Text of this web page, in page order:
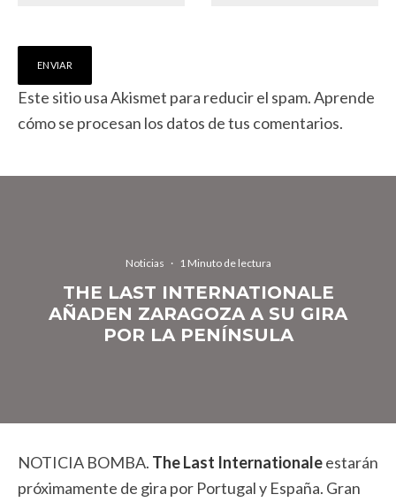
Este sitio usa Akismet para reducir el spam.Aprende
cómo se procesan los datos de tus comentarios.
Noticias · 1 Minuto de lectura
THE LAST INTERNATIONALE
AÑADEN ZARAGOZA A SU GIRA
POR LA PENÍNSULA
NOTICIA BOMBA. The Last Internationaleestarán
próximamente de gira por Portugal y España. Gran